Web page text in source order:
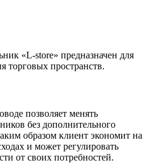
«L-store» предназначен для
торговых пространств.
позволяет менять
без дополнительного
образом клиент экономит на
и может регулировать
от своих потребностей.